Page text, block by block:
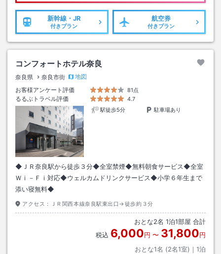
新幹線・JR
付きプラン
航空券
付きプラン
コンフォートホテル奈良
奈良県 奈良市街
地図
お客様アンケート評価
81点
るるぶトラベル評価
4.7
駅徒歩5分
駐車場あり
◆ＪＲ奈良駅から徒歩３分◆全室禁煙◆無料朝食サービス◆全室
Ｗｉ－Ｆｉ対応◆ウェルカムドリンクサービス◆小学６年生まで
添い寝無料◆
アクセス： ＪＲ関西本線奈良駅東出口→徒歩約３分
おとな2名 1泊1部屋 合計
税込 6,000円 〜 31,800円
おとな1名 (2名1室)｜ 1泊